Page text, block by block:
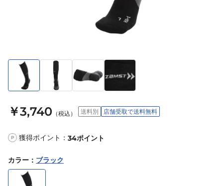
￥3,740 （税込） 送料別 店舗受取で送料無料
P 獲得ポイント： 34ポイント
カラー ： ブラック